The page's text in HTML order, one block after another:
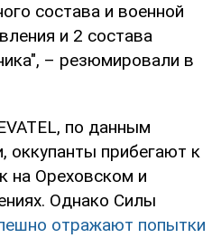
состава и военной
и 2 состава
– резюмировали в
по данным
оккупанты прибегают к
на Ореховском и
Однако Силы
отражают попытки